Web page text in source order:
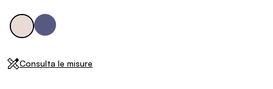
Consulta le misure